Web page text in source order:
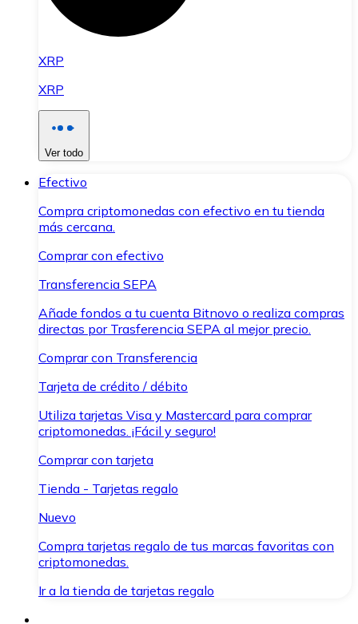
XRP
XRP
Ver todo
Efectivo
Compra criptomonedas con efectivo en tu tienda
más cercana.
Comprar con efectivo
Transferencia SEPA
Añade fondos a tu cuenta Bitnovo o realiza compras
directas por Trasferencia SEPA al mejor precio.
Comprar con Transferencia
Tarjeta de crédito / débito
Utiliza tarjetas Visa y Mastercard para comprar
criptomonedas. ¡Fácil y seguro!
Comprar con tarjeta
Tienda - Tarjetas regalo
Nuevo
Compra tarjetas regalo de tus marcas favoritas con
criptomonedas.
Ir a la tienda de tarjetas regalo